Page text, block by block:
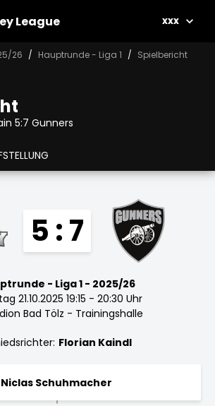
League xxx
26 Hauptrunde - Liga 1 Spielbericht
5:7 Gunners
5 : 7
- Liga 1 - 2025/26
21.10.2025 19:15 - 20:30 Uhr
Bad Tölz - Trainingshalle
Florian Kaindl
Schuhmacher